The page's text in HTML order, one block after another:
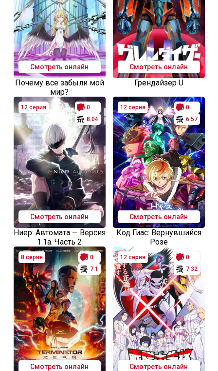
Смотреть онлайн
Почему все забыли мой
мир?
Смотреть онлайн
Грендайзер U
12 серия
0
8.04
Смотреть онлайн
Ниер: Автомата — Версия
1.1а. Часть 2
12 серия
0
6.57
Смотреть онлайн
Код Гиас: Вернувшийся
Розе
8 серия
0
7.1
Смотреть онлайн
12 серия
0
7.32
Смотреть онлайн